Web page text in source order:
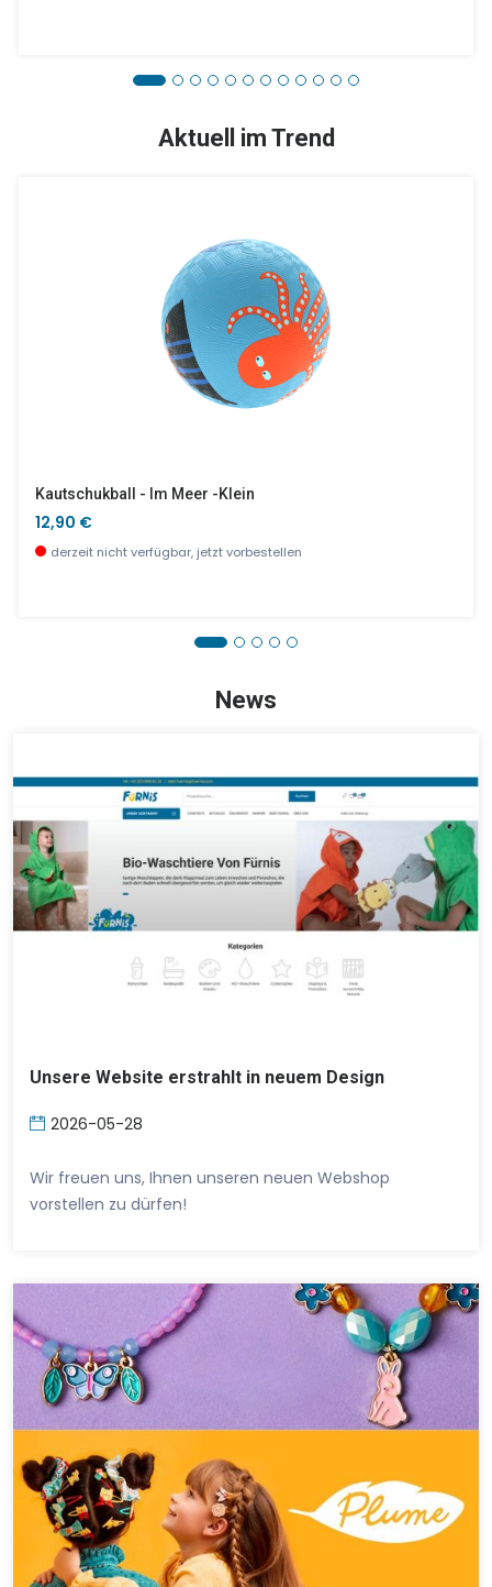
Aktuell im Trend
Kautschukball - Im Meer -klein
12,90 €
derzeit nicht verfügbar, jetzt vorbestellen
News
Unsere Website erstrahlt in neuem Design
2026-05-28
Wir freuen uns, Ihnen unseren neuen Webshop
vorstellen zu dürfen!